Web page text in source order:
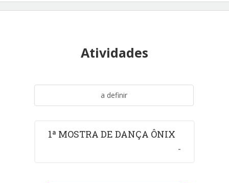
Atividades
a definir
1ª MOSTRA DE DANÇA ÔNIX
-